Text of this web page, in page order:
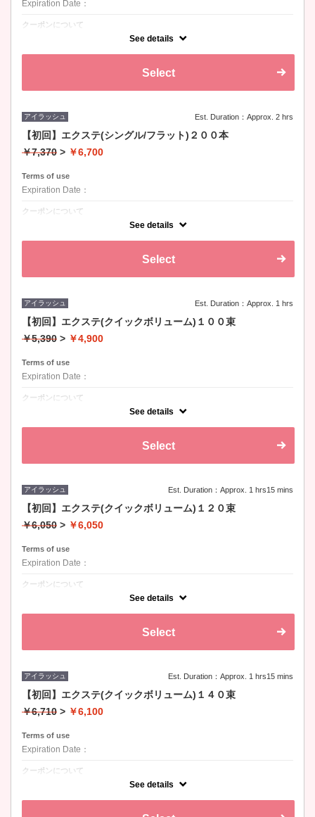
Expiration Date：
クーポンについて
カール：Ｊ、Ｃ、Ｄ / 長さ：8-15mm / 太さ：0.1、0.15、0.2
See details
Select
アイラッシュ Est. Duration：Approx. 2 hrs
【初回】エクステ(シングル/フラット)２００本
￥7,370 > ￥6,700
Terms of use
Expiration Date：
クーポンについて
カール：Ｊ、Ｃ、Ｄ / 長さ：8-15mm / 太さ：0.1、0.15、0.2
See details
Select
アイラッシュ Est. Duration：Approx. 1 hrs
【初回】エクステ(クイックボリューム)１００束
￥5,390 > ￥4,900
Terms of use
Expiration Date：
クーポンについて
カール：Ｊ、Ｃ、Ｄ / 長さ：8-15mm / 太さ：0.1、0.15、0.2
See details
Select
アイラッシュ Est. Duration：Approx. 1 hrs15 mins
【初回】エクステ(クイックボリューム)１２０束
￥6,050 > ￥6,050
Terms of use
Expiration Date：
クーポンについて
カール：Ｊ、Ｃ、Ｄ / 長さ：8-15mm / 太さ：0.1、0.15、0.2
See details
Select
アイラッシュ Est. Duration：Approx. 1 hrs15 mins
【初回】エクステ(クイックボリューム)１４０束
￥6,710 > ￥6,100
Terms of use
Expiration Date：
クーポンについて
カール：Ｊ、Ｃ、Ｄ / 長さ：8-15mm / 太さ：0.07
See details